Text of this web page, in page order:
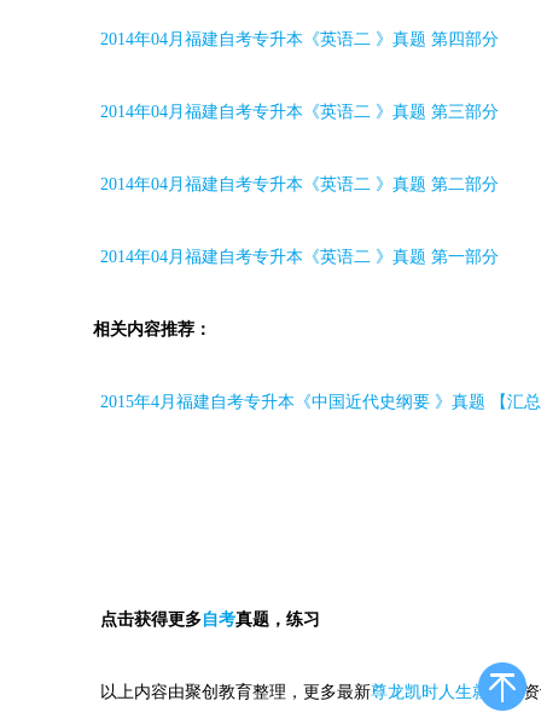
2014年04月福建自考专升本《英语二 》真题 第四部分
2014年04月福建自考专升本《英语二 》真题 第三部分
2014年04月福建自考专升本《英语二 》真题 第二部分
2014年04月福建自考专升本《英语二 》真题 第一部分
相关内容推荐：
2015年4月福建自考专升本《中国近代史纲要 》真题 【汇
点击获得更多自考真题，练习
以上内容由聚创教育整理，更多最新尊龙凯时人生就是搏